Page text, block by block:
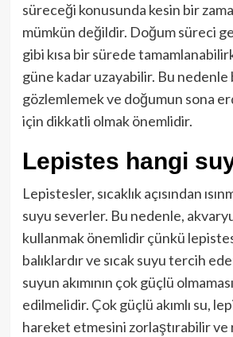
süreceği konusunda kesin bir
mümkün değildir. Doğum süreci
gibi kısa bir sürede
güne kadar uzayabilir. Bu
gözlemlemek ve doğumun sona
için dikkatli olmak önemlidir.
Lepistes hangi
Lepistesler, sıcaklık açısından
suyu severler. Bu nedenle,
kullanmak önemlidir çünkü
balıklardır ve sıcak suyu tercih
suyun akımının çok güçlü
edilmelidir. Çok güçlü akımlı su,
hareket etmesini zorlaştırabilir ve